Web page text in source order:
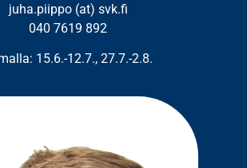
juha.piippo (at) svk.fi
040 7619 892
15.6.-12.7., 27.7.-2.8.